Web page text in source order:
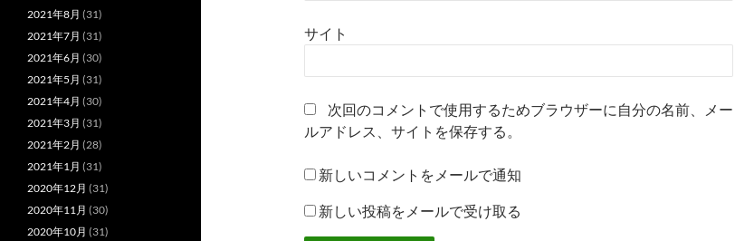
サイト
次回のコメントで使用するためブラウザーに自分の名前、メー
ルアドレス、サイトを保存する。
新しいコメントをメールで通知
新しい投稿をメールで受け取る
2021年8月 (31)
2021年7月 (31)
2021年6月 (30)
2021年5月 (31)
2021年4月 (30)
2021年3月 (31)
2021年2月 (28)
2021年1月 (31)
2020年12月 (31)
2020年11月 (30)
2020年10月 (31)